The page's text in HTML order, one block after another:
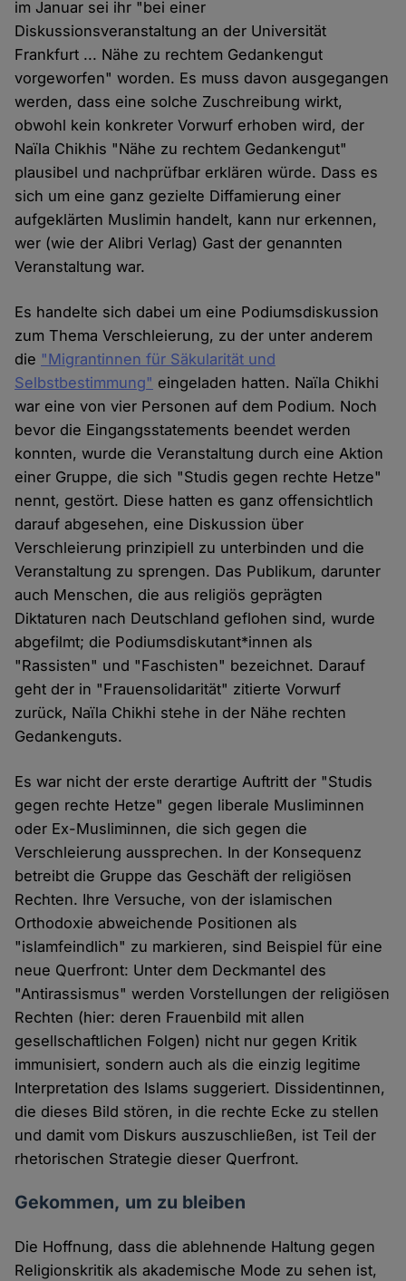
im Januar sei ihr "bei einer
Diskussionsveranstaltung an der Universität
Frankfurt ... Nähe zu rechtem Gedankengut
vorgeworfen" worden. Es muss davon ausgegangen
werden, dass eine solche Zuschreibung wirkt,
obwohl kein konkreter Vorwurf erhoben wird, der
Naïla Chikhis "Nähe zu rechtem Gedankengut"
plausibel und nachprüfbar erklären würde. Dass es
sich um eine ganz gezielte Diffamierung einer
aufgeklärten Muslimin handelt, kann nur erkennen,
wer (wie der Alibri Verlag) Gast der genannten
Veranstaltung war.
Es handelte sich dabei um eine Podiumsdiskussion
zum Thema Verschleierung, zu der unter anderem
die "Migrantinnen für Säkularität und
Selbstbestimmung" eingeladen hatten. Naïla Chikhi
war eine von vier Personen auf dem Podium. Noch
bevor die Eingangsstatements beendet werden
konnten, wurde die Veranstaltung durch eine Aktion
einer Gruppe, die sich "Studis gegen rechte Hetze"
nennt, gestört. Diese hatten es ganz offensichtlich
darauf abgesehen, eine Diskussion über
Verschleierung prinzipiell zu unterbinden und die
Veranstaltung zu sprengen. Das Publikum, darunter
auch Menschen, die aus religiös geprägten
Diktaturen nach Deutschland geflohen sind, wurde
abgefilmt; die Podiumsdiskutant*innen als
"Rassisten" und "Faschisten" bezeichnet. Darauf
geht der in "Frauensolidarität" zitierte Vorwurf
zurück, Naïla Chikhi stehe in der Nähe rechten
Gedankenguts.
Es war nicht der erste derartige Auftritt der "Studis
gegen rechte Hetze" gegen liberale Musliminnen
oder Ex-Musliminnen, die sich gegen die
Verschleierung aussprechen. In der Konsequenz
betreibt die Gruppe das Geschäft der religiösen
Rechten. Ihre Versuche, von der islamischen
Orthodoxie abweichende Positionen als
"islamfeindlich" zu markieren, sind Beispiel für eine
neue Querfront: Unter dem Deckmantel des
"Antirassismus" werden Vorstellungen der religiösen
Rechten (hier: deren Frauenbild mit allen
gesellschaftlichen Folgen) nicht nur gegen Kritik
immunisiert, sondern auch als die einzig legitime
Interpretation des Islams suggeriert. Dissidentinnen,
die dieses Bild stören, in die rechte Ecke zu stellen
und damit vom Diskurs auszuschließen, ist Teil der
rhetorischen Strategie dieser Querfront.
Gekommen, um zu bleiben
Die Hoffnung, dass die ablehnende Haltung gegen
Religionskritik als akademische Mode zu sehen ist,